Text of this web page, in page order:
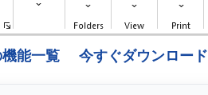
能一覧 今すぐダウンロード